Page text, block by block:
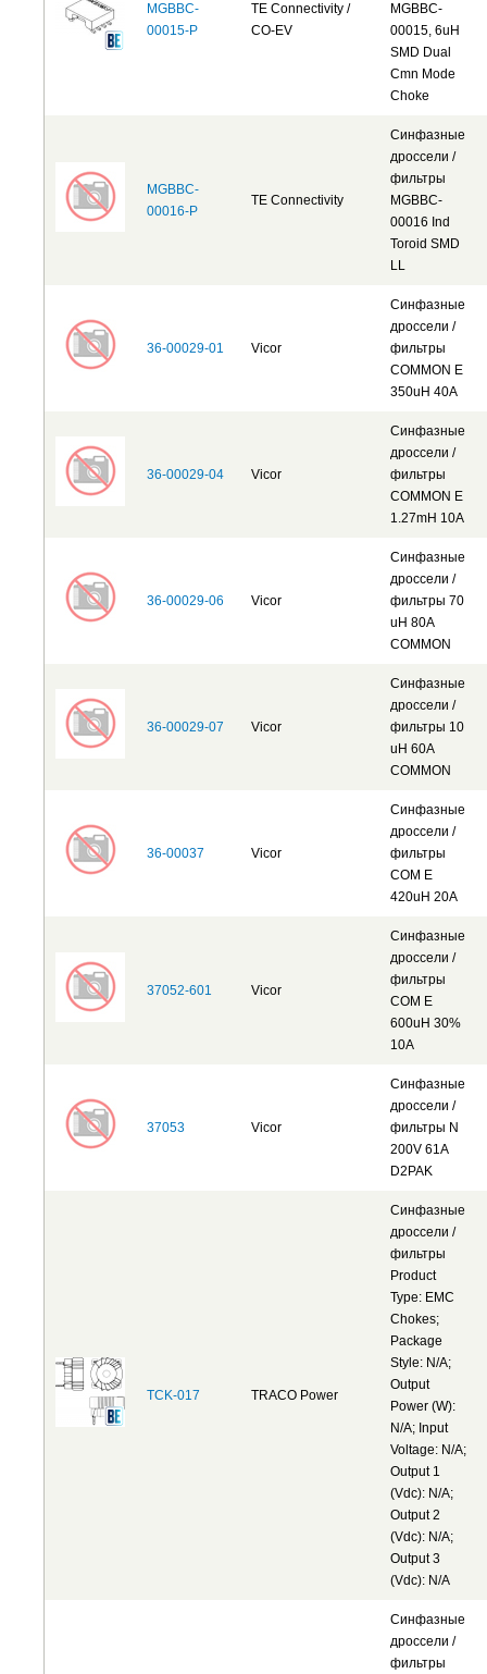
MGBBC-
00015-P
TE Connectivity /
CO-EV
MGBBC-
00015, 6uH
SMD Dual
Cmn Mode
Choke
MGBBC-
00016-P
TE Connectivity
Синфазные
дроссели /
фильтры
MGBBC-
00016 Ind
Toroid SMD
LL
36-00029-01 Vicor
Синфазные
дроссели /
фильтры
COMMON E
350uH 40A
36-00029-04 Vicor
Синфазные
дроссели /
фильтры
COMMON E
1.27mH 10A
36-00029-06 Vicor
Синфазные
дроссели /
фильтры 70
uH 80A
COMMON
36-00029-07 Vicor
Синфазные
дроссели /
фильтры 10
uH 60A
COMMON
36-00037 Vicor
Синфазные
дроссели /
фильтры
COM E
420uH 20A
37052-601 Vicor
Синфазные
дроссели /
фильтры
COM E
600uH 30%
10A
37053 Vicor
Синфазные
дроссели /
фильтры N
200V 61A
D2PAK
TCK-017 TRACO Power
Синфазные
дроссели /
фильтры
Product
Type: EMC
Chokes;
Package
Style: N/A;
Output
Power (W):
N/A; Input
Voltage: N/A;
Output 1
(Vdc): N/A;
Output 2
(Vdc): N/A;
Output 3
(Vdc): N/A
Синфазные
дроссели /
фильтры